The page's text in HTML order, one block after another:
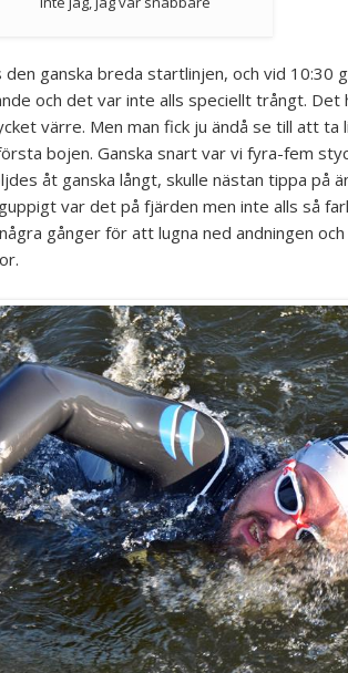
ganska breda startlinjen, och vid 10:30
och det var inte alls speciellt trångt. Det
värre. Men man fick ju ändå se till att
bojen. Ganska snart var vi fyra-fem
åt ganska långt, skulle nästan tippa på
var det på fjärden men inte alls så
gånger för att lugna ned andningen och